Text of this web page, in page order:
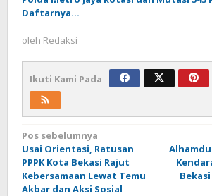
Daftarnya…
oleh Redaksi
Ikuti Kami Pada
Navigasi
pos
Pos sebelumnya
Usai Orientasi, Ratusan
PPPK Kota Bekasi Rajut
Kebersamaan Lewat Temu
Akbar dan Aksi Sosial